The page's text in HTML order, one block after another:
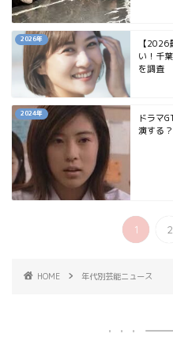
2026年
【
い！千
を調査
2024年
ドラマ
演する？
1 2
HOME 年代別芸能ニュース